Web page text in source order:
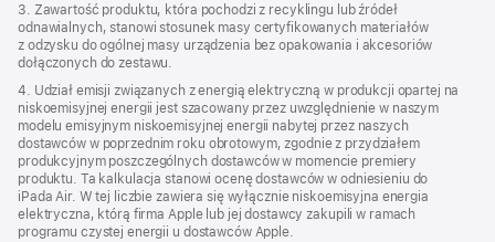
3. Zawartość produktu, która pochodzi z recyklingu lub źródeł
odnawialnych, stanowi stosunek masy certyfikowanych materiałów
z odzysku do ogólnej masy urządzenia bez opakowania i akcesoriów
dołączonych do zestawu.
4. Udział emisji związanych z energią elektryczną w produkcji opartej na
niskoemisyjnej energii jest szacowany przez uwzględnienie w naszym
modelu emisyjnym niskoemisyjnej energii nabytej przez naszych
dostawców w poprzednim roku obrotowym, zgodnie z przydziałem
produkcyjnym poszczególnych dostawców w momencie premiery
produktu. Ta kalkulacja stanowi ocenę dostawców w odniesieniu do
iPada Air. W tej liczbie zawiera się wyłącznie niskoemisyjna energia
elektryczna, którą firma Apple lub jej dostawcy zakupili w ramach
programu czystej energii u dostawców Apple.